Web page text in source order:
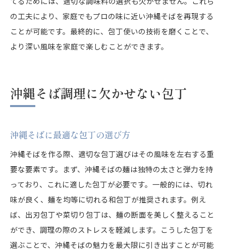
の工夫により、家庭でもプロの味に近い沖縄そばを再現する
ことが可能です。最終的に、包丁使いの技術を磨くことで、
より深い風味を家庭で楽しむことができます。
沖縄そば調理に欠かせない包丁
沖縄そばに最適な包丁の選び方
沖縄そばを作る際、適切な包丁選びはその風味を左右する重
要な要素です。まず、沖縄そばの麺は独特の太さと弾力を持
っており、これに適した包丁が必要です。一般的には、切れ
味が良く、麺を均等に切れる和包丁が推奨されます。例え
ば、出刃包丁や菜切り包丁は、麺の断面を美しく整えること
ができ、調理の際のストレスを軽減します。こうした包丁を
選ぶことで、沖縄そばの魅力を最大限に引き出すことが可能